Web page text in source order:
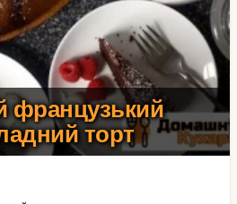
французький
торт